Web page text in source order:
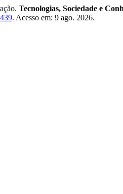
Tecnologias, Sociedade e
. Acesso em: 9 ago. 2026.